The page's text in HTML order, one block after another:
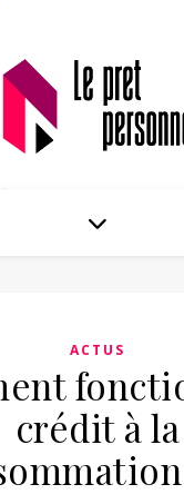
ACTUS
crédit à la